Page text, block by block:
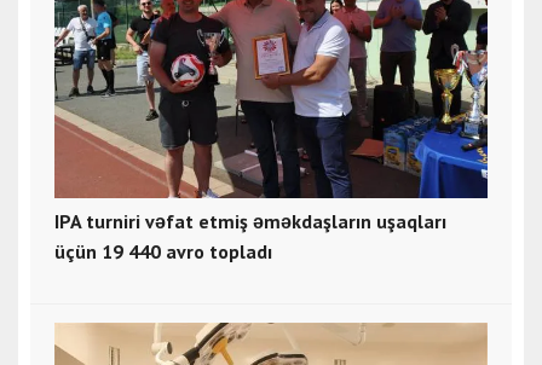
IPA turniri vəfat etmiş əməkdaşların uşaqları
üçün 19 440 avro topladı